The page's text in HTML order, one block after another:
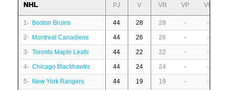
NHL PJ V VR VP VF
1- Boston Bruins 44 28 28 - -
2- Montreal Canadiens 44 26 26 - -
3- Toronto Maple Leafs 44 22 22 - -
4- Chicago Blackhawks 44 24 24 - -
5- New York Rangers 44 19 19 - -